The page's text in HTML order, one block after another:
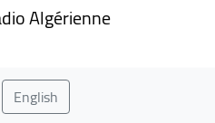
Algérienne
English